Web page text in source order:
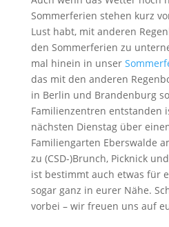
Sommerferien stehen kurz
Lust habt, mit anderen
den Sommerferien zu
mal hinein in unser
das mit den anderen
in Berlin und Brandenburg
Familienzentren entstanden
nächsten Dienstag über
Familiengarten Eberswalde
zu (CSD-)Brunch, Picknick
ist bestimmt auch etwas für
sogar ganz in eurer Nähe.
vorbei – wir freuen uns auf